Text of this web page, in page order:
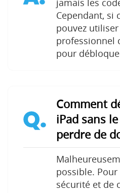
jamais les
Cependant, si
pouvez
professionnel
pour
Q.
Comment
iPad sans
perdre de
possible.
sécurité et de